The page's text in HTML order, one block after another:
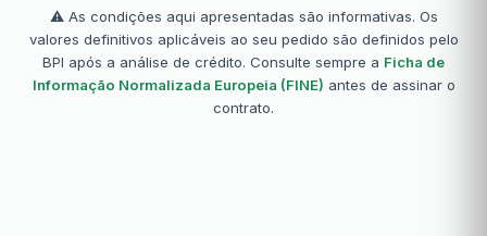
⚠️ As condições aqui apresentadas são informativas. Os
valores definitivos aplicáveis ao seu pedido são definidos pelo
BPI após a análise de crédito. Consulte sempre a Ficha de
Informação Normalizada Europeia (FINE) antes de assinar o
contrato.